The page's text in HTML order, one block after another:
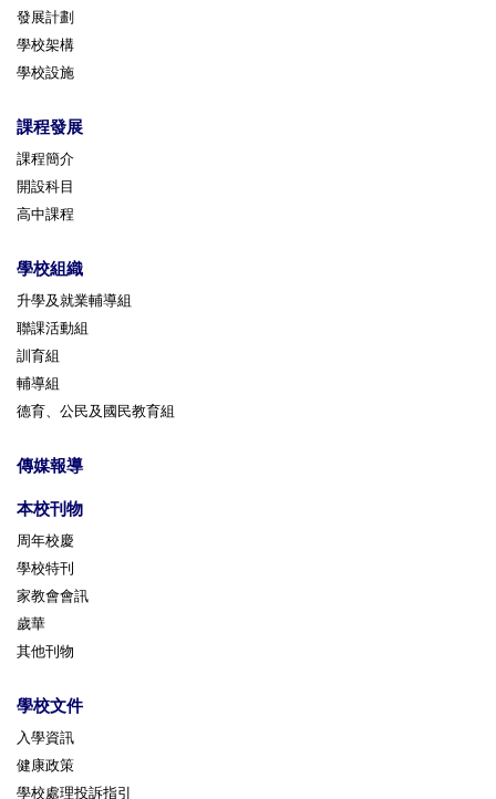
發展計劃
學校架構
學校設施
課程發展
課程簡介
開設科目
高中課程
學校組織
升學及就業輔導組
聯課活動組
訓育組
輔導組
德育、公民及國民教育組
傳媒報導
本校刊物
周年校慶
學校特刊
家教會會訊
歲華
其他刊物
學校文件
入學資訊
健康政策
學校處理投訴指引